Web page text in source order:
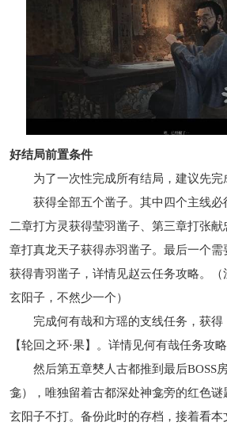
好结局前置条件
为了一次性完成所有结局，建议先完
获得全部五个凿子。其中四个主线
二章打方灵获得莹羽凿子、第三章打张
章打真龙天子获得赤羽凿子。最后一个
获得青羽凿子，详情见赵云任务攻略。
玄阳子，不然少一个）
完成何有哉和方瑶的支线任务，获得
【轮回之环·果】。详情见何有哉任务攻
然后第五章僰人古都推到最后BOSS
龛），唯独留着古都深处神龛旁的红色谜
玄阳子不打。备份此时的存档，接着看本